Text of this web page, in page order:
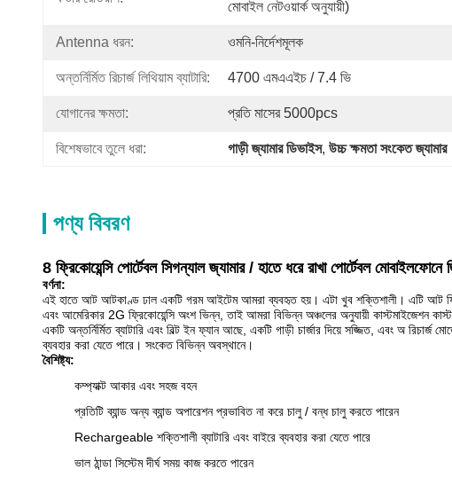
মোবাইল নেটওয়ার্ক অনুযায়ী)
Antenna ধরন: ওমনি-নির্দেশমূলক
অন্তর্নির্মিত রিচার্জ লিথিয়াম ব্যাটারি: 4700 এমএএইচ / 7.4 ভি
যোগানের ক্ষমতা: প্রতি মাসের 5000pcs
বিশেষভাবে তুলে ধরা: গাড়ী জ্যামার ডিভাইস, উচ্চ ক্ষমতা সংকেত জ্যামার
পণ্য বিবরণ
8 ফ্রিকোয়েন্সি পোর্টেবল সিগন্যাল জ্যামার / হাতে ধরে রাখা পোর্টেবল মোবাইলফোনে
বর্ণনা:
এই হাতে আট আটকাণ্ড ঢাল একটি গরম আইটেম আমরা ব্যবহৃত হয়। এটা খুব শক্তিশালী। এটি আট
এবং আমেরিকার 2G ফ্রিকোয়েন্সি অংশ ভিন্ন, তাই আমরা বিভিন্ন অঞ্চলের অনুযায়ী কাস্টমাইজেশন
একটি অন্তর্নির্মিত ব্যাটারি এবং বিল্ট ইন ফ্যান আছে, একটি গাড়ী চার্জার দিয়ে সজ্জিত, এবং অ
ব্যবহার করা যেতে পারে। সংকেত বিভিন্ন অবস্থানে।
বৈশিষ্ট্য:
কম্প্যাক্ট আকার এবং সহজ বহন
প্রতিটি ব্যান্ড অন্য ব্যান্ড অপারেশন প্রভাবিত না করে চালু / বন্ধ চালু করতে পারেন
Rechargeable শক্তিশালী ব্যাটারি এবং বাইরে ব্যবহার করা যেতে পারে
ভাল ঠান্ডা সিস্টেম দীর্ঘ সময় কাজ করতে পারেন